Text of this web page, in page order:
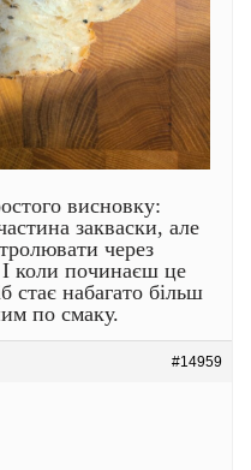
висновку:
закваски, але
через
І коли починаєш це
стає набагато більш
по смаку.
#14959